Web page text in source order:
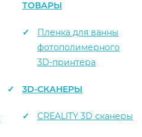
ТОВАРЫ
Пленка для ванны
фотополимерного
3D-принтера
3D-СКАНЕРЫ
CREALITY 3D сканеры